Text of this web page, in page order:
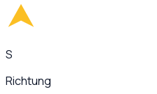
S
Richtung